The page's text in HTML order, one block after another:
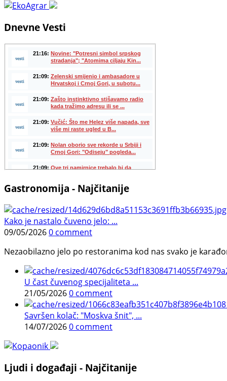
Dnevne Vesti
Gastronomija - Najčitanije
Kako je nastalo čuveno jelo: ...
09/05/20260 comment
Nezaobilazno jelo po restoranima kod nas svako je
U čast čuvenog specijaliteta ...
21/05/20260 comment
Savršen kolač: "Moskva šnit", ...
14/07/20260 comment
Ljudi i događaji - Najčitanije